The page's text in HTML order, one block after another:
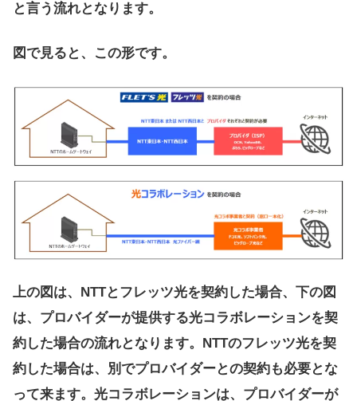
と言う流れとなります。
図で見ると、この形です。
上の図は、NTTとフレッツ光を契約した場合、下の図
は、プロバイダーが提供する光コラボレーションを契
約した場合の流れとなります。NTTのフレッツ光を契
約した場合は、別でプロバイダーとの契約も必要とな
って来ます。光コラボレーションは、プロバイダーが